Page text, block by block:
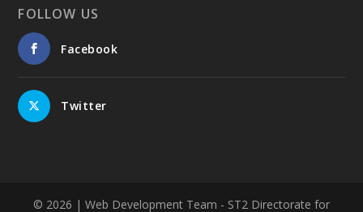
FOLLOW US
Facebook
Twitter
© 2026 | Web Development Team - ST2 Directorate for